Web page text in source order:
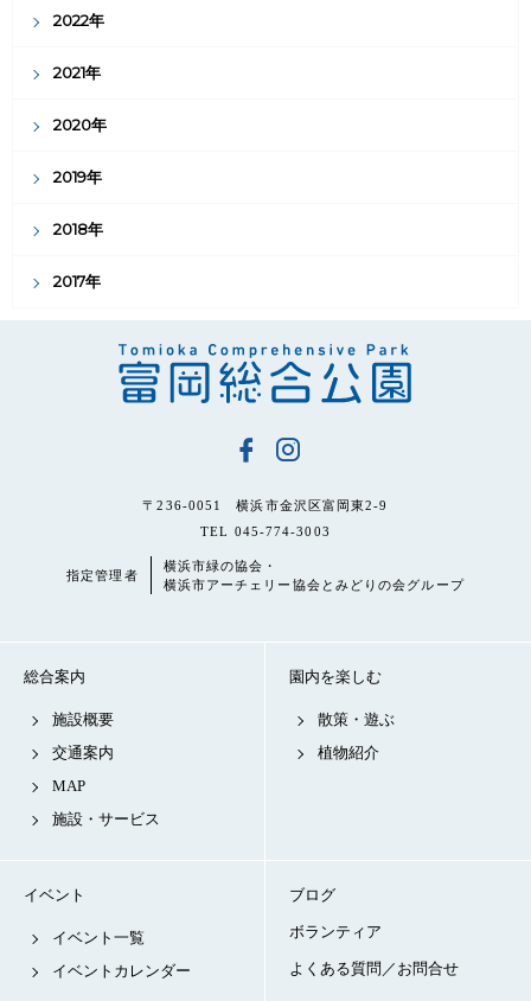
2022年
2021年
2020年
2019年
2018年
2017年
〒236-0051 横浜市金沢区富岡東2-9
TEL 045-774-3003
指定管理者
横浜市緑の協会・
横浜市アーチェリー協会とみどりの会グループ
総合案内
施設概要
交通案内
MAP
施設・サービス
園内を楽しむ
散策・遊ぶ
植物紹介
イベント
イベント一覧
イベントカレンダー
ブログ
ボランティア
よくある質問／お問合せ